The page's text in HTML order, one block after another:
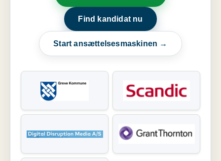
Find kandidat nu
Start ansættelsesmaskinen →